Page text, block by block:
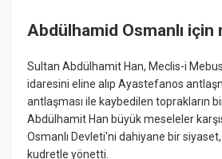
Abdülhamid Osmanlı için
Sultan Abdülhamit Han, Meclis-i
idaresini eline alıp Ayastefanos
antlaşması ile kaybedilen toprakların bir
Abdülhamit Han büyük meseleler
Osmanlı Devleti'ni dahiyane bir
kudretle yönetti.